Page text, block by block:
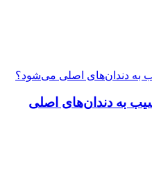
به دندان‌های اصلی